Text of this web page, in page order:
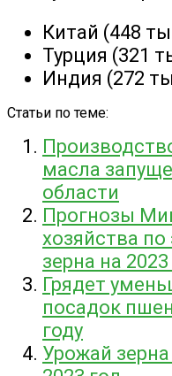
Китай (448
Турция (321
Индия (272
Статьи по теме:
масла
области
Прогнозы
хозяйства по
зерна на 2023
Грядет
посадок
году
Урожай